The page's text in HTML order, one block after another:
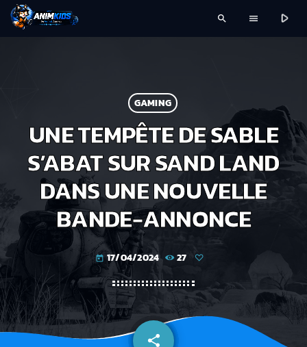
search menu play_arrow
GAMING
UNE TEMPÊTE DE SABLE
S’ABAT SUR SAND LAND
DANS UNE NOUVELLE
BANDE-ANNONCE
today 17/04/2024 27
share
email